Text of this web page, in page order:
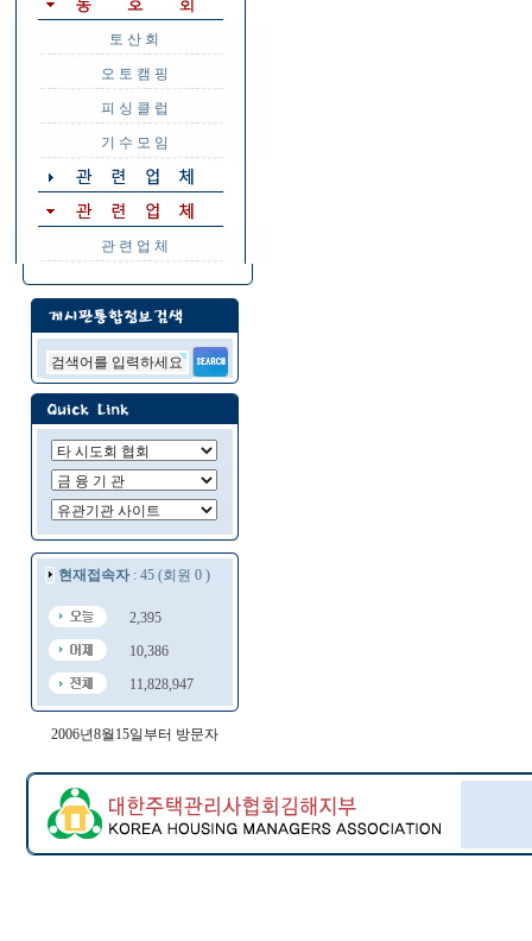
토 산 회
오 토 캠 핑
피 싱 클 럽
기 수 모 임
관 련 업 체
현재접속자: 45 (회원 0 )
2,395
10,386
11,828,947
2006년8월15일부터 방문자